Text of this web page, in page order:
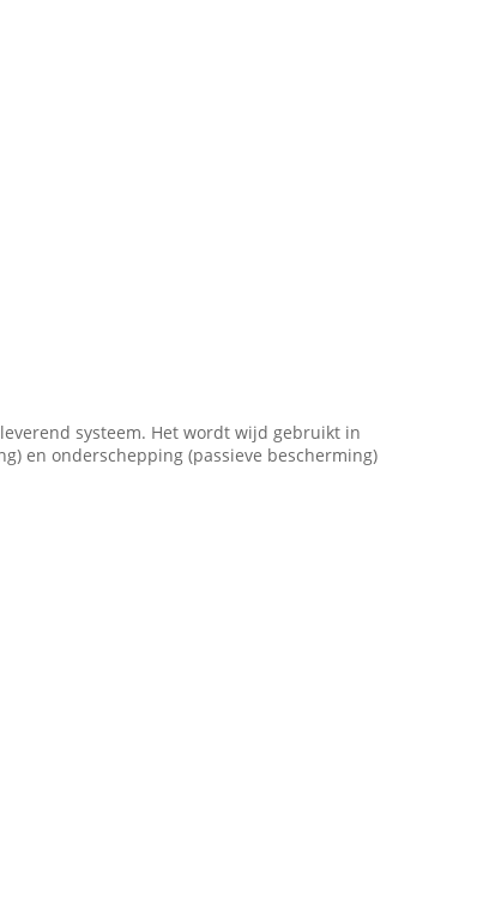
systeem. Het wordt wijd gebruikt in
en onderschepping (passieve bescherming)